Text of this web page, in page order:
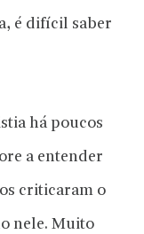
é difícil saber
há poucos
a entender
criticaram o
nele. Muito